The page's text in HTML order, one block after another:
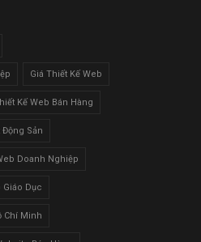
Giá Thiết Kế Web
Kế Web Bán Hàng
Động Sản
Doanh Nghiệp
Giáo Dục
Chí Minh